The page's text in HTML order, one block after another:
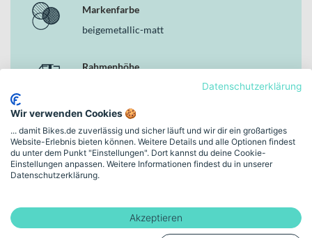
Markenfarbe
beigemetallic-matt
Rahmenhöhe
Kettenschaltung
Bremsen
Datenschutzerklärung
Wir verwenden Cookies 🍪
... damit Bikes.de zuverlässig und sicher läuft und wir dir ein großartiges
Website-Erlebnis bieten können. Weitere Details und alle Optionen findest
du unter dem Punkt "Einstellungen". Dort kannst du deine Cookie-
Einstellungen anpassen. Weitere Informationen findest du in unserer
Datenschutzerklärung.
Akzeptieren